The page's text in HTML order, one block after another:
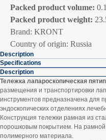
Packed product volume:
Packed product weight:
Brand: KRONT
Country of origin: Russia
Description
Specifications
Description
Тележка лапароскопическая
размещения и транспортировки
инструментов предназначена для
эндоскопических отделениях
Конструкция тележки рамная из
порошковым покрытием. На
полимерного материала.